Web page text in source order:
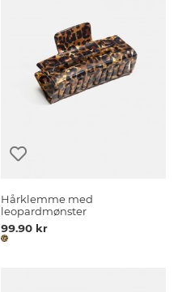
Hårklemme med
leopardmønster
99.90 kr